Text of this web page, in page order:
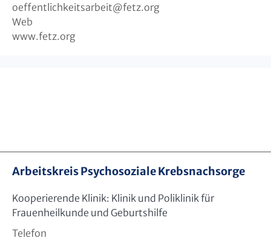
oeffentlichkeitsarbeit@fetz.org
Web
www.fetz.org
Arbeitskreis Psychosoziale Krebsnachsorge
Kooperierende Klinik: Klinik und Poliklinik für
Frauenheilkunde und Geburtshilfe
Telefon